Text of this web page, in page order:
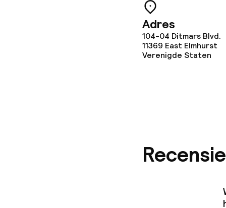
Adres
104-04 Ditmars Blvd.
11369 East Elmhurst
Verenigde Staten